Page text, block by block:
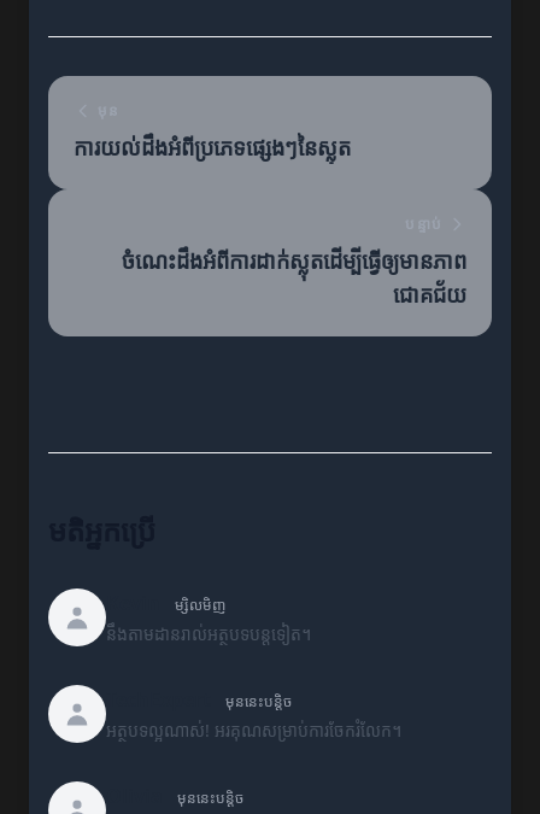
ការយល់ដឹងអំពីប្រភេទផ្សេងៗនៃស្លុត
ចំណេះដឹងអំពីការដាក់ស្លុតដើម្បីធ្វើឲ្យមានភាព
ជោគជ័យ
ម្សិលមិញ
នឹងតាមដានរាល់អត្ថបទបន្តទៀត។
មុននេះបន្តិច
អត្ថបទល្អណាស់! អរគុណសម្រាប់ការចែករំលែក។
មុននេះបន្តិច